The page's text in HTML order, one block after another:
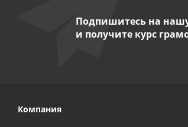
Подпишитесь на
и получите курс
Компания